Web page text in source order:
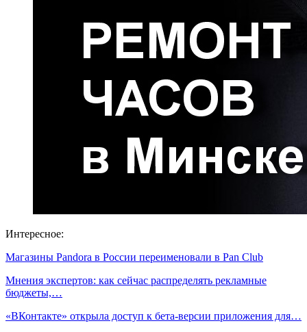
Интересное:
Магазины Pandora в России переименовали в Pan Club
Мнения экспертов: как сейчас распределять рекламные
бюджеты,…
«ВКонтакте» открыла доступ к бета-версии приложения для…